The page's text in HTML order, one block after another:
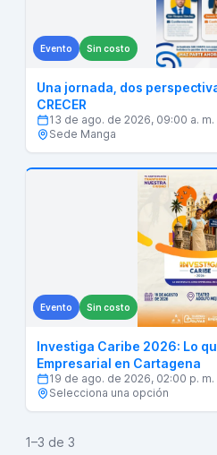
Evento Sin costo
Una jornada, dos
CRECER
13 de ago. de 2026, 09:00 a. m.
Sede Manga
Evento Sin costo
Investiga Caribe 2026: Lo
Empresarial en Cartagena
19 de ago. de 2026, 02:00 p. m.
Selecciona una opción
1–3 de 3